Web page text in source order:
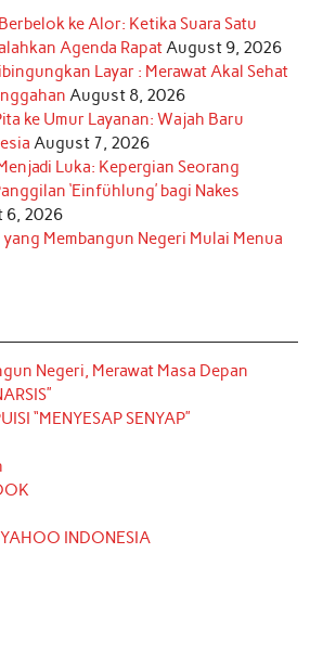
ke Alor: Ketika Suara Satu
Agenda RapatAugust 9, 2026
Layar : Merawat Akal Sehat
August 8, 2026
ke Umur Layanan: Wajah Baru
August 7, 2026
Luka: Kepergian Seorang
‘Einfühlung’ bagi Nakes
6, 2026
Membangun Negeri Mulai Menua
Negeri, Merawat Masa Depan
“MENYESAP SENYAP”
INDONESIA